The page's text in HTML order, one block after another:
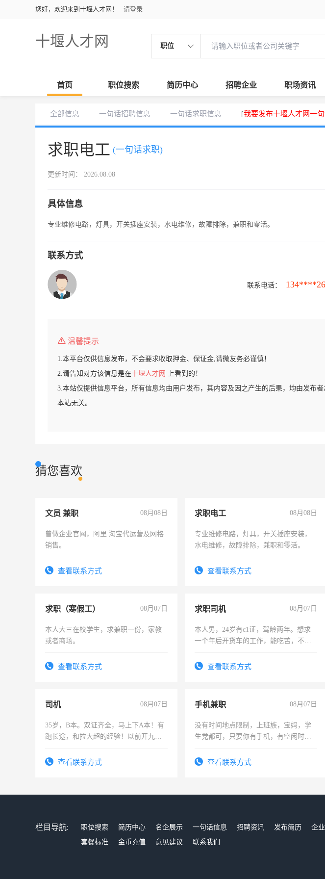
您好，欢迎来到十堰人才网！ 请登录
十堰人才网 职位
首页 职位搜索 简历中心 招聘企业 职场资讯
全部信息 一句话招聘信息 一句话求职信息 [我要发布十堰人才网一
求职电工 (一句话求职)
更新时间： 2026.08.08
具体信息
专业维修电路，灯具，开关插座安装，水电维修，故障排除，兼职和零活。
联系方式
联系电话：
温馨提示
1.本平台仅供信息发布，不会要求收取押金、保证金,请微友务必谨慎！
2.请告知对方该信息是在十堰人才网
上看到的！
3.本站仅提供信息平台，所有信息均由用户发布，其内容及因之产生的后果，均由发布者
本站无关。
猜您喜欢
文员 兼职 08月08日
曾做企业官网，阿里 淘宝代运营及网格
销售。
查看联系方式
求职电工 08月08日
专业维修电路，灯具，开关插座安装，
水电维修，故障排除，兼职和零活。
查看联系方式
求职（寒假工） 08月07日
本人大三在校学生，求兼职一份，家教
或者商场。
查看联系方式
求职司机 08月07日
本人男，24岁有c1证，驾龄两年。想求
一个年后开货车的工作，能吃苦，不怕
查看联系方式
司机 08月07日
35岁，B本。双证齐全，马上下A本！有
跑长途，和拉大超的经验！以前开九米
查看联系方式
手机兼职 08月07日
没有时间地点限制，上班族，宝妈，学
生党都可，只要你有手机，有空闲时
勤快的四五十，每天挣零花钱没问题！
查看联系方式
栏目导航: 职位搜索 简历中心 名企展示 一句话信息 招聘资讯 发布简历 企
套餐标准
金币充值 意见建议 联系我们